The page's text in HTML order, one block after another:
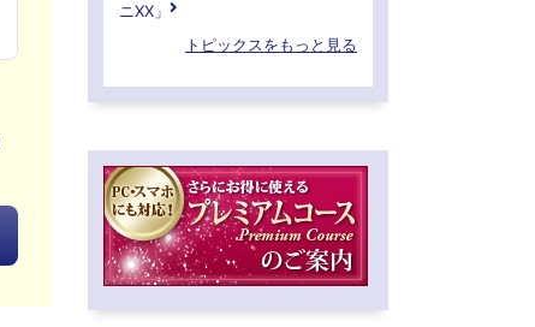
ニXX」
トピックスをもっと見る